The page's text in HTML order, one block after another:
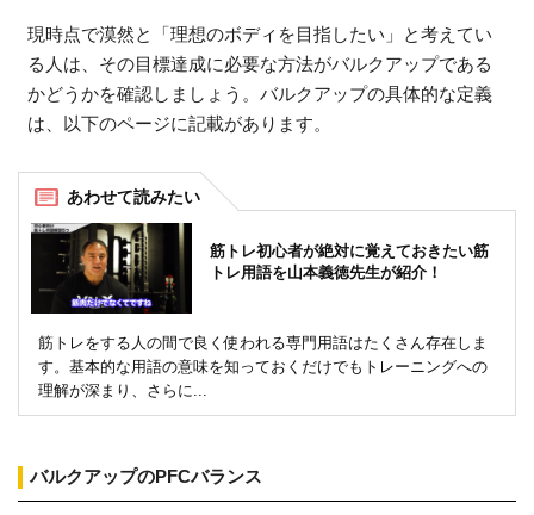
現時点で漠然と「理想のボディを目指したい」と考えてい
る人は、その目標達成に必要な方法がバルクアップである
かどうかを確認しましょう。バルクアップの具体的な定義
は、以下のページに記載があります。
筋トレ初心者が絶対に覚えておきたい筋
トレ用語を山本義徳先生が紹介！
筋トレをする人の間で良く使われる専門用語はたくさん存在しま
す。基本的な用語の意味を知っておくだけでもトレーニングへの
理解が深まり、さらに...
バルクアップのPFCバランス